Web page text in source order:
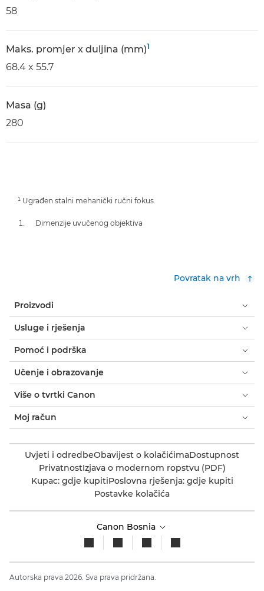
58
Maks. promjer x duljina (mm)1
68.4 x 55.7
Masa (g)
280
¹ Ugrađen stalni mehanički ručni fokus.
Dimenzije uvučenog objektiva
Povratak na vrh
Proizvodi
Usluge i rješenja
Pomoć i podrška
Učenje i obrazovanje
Više o tvrtki Canon
Moj račun
Uvjeti i odredbeObavijest o kolačićimaDostupnost
PrivatnostIzjava o modernom ropstvu (PDF)
Kupac: gdje kupitiPoslovna rješenja: gdje kupiti
Postavke kolačića
Canon Bosnia
Autorska prava 2026. Sva prava pridržana.